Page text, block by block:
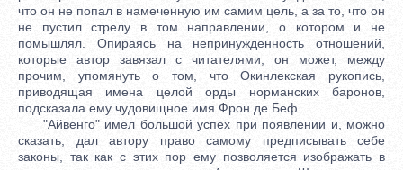
что он не попал в намеченную им самим цель, а за то, что он
не пустил стрелу в том направлении, о котором и не
помышлял. Опираясь на непринужденность отношений,
которые автор завязал с читателями, он может, между
прочим, упомянуть о том, что Окинлекская рукопись,
приводящая имена целой орды норманских баронов,
подсказала ему чудовищное имя Фрон де Беф.
"Айвенго" имел большой успех при появлении и, можно
сказать, дал автору право самому предписывать себе
законы, так как с этих пор ему позволяется изображать в